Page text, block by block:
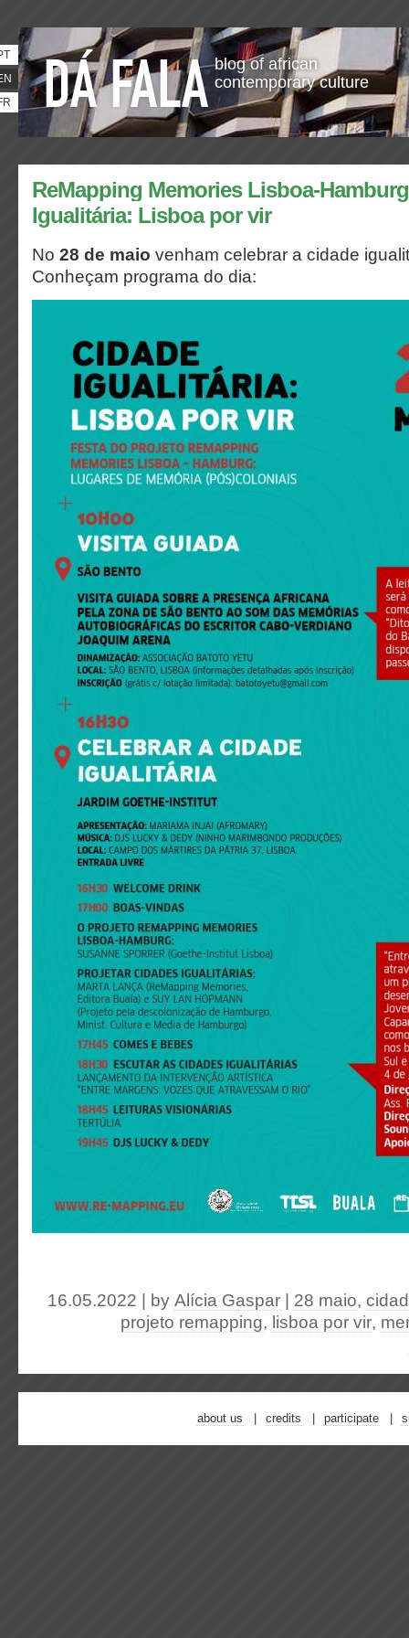
blog of african
contemporary culture
ReMapping Memories Lisboa-
Igualitária: Lisboa por vir
No 28 de maio venham celebrar a cidade
Conheçam programa do dia:
16.05.2022 | by Alícia Gaspar 28 maio,
projeto remapping, lisboa por vir,
about us credits participate